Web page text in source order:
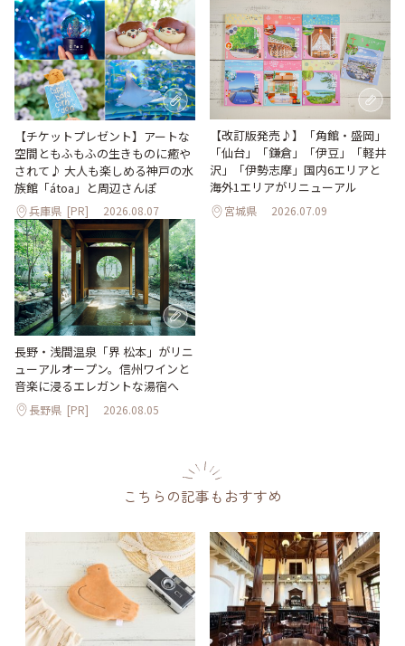
【チケットプレゼント】アートな
空間ともふもふの生きものに癒や
されて♪ 大人も楽しめる神戸の水
族館「átoa」と周辺さんぽ
兵庫県 [PR] 2026.08.07
【改訂版発売♪】「角館・盛岡」
「仙台」「鎌倉」「伊豆」「軽井
沢」「伊勢志摩」国内6エリアと
海外1エリアがリニューアル
宮城県 2026.07.09
長野・浅間温泉「界 松本」がリニ
ューアルオープン。信州ワインと
音楽に浸るエレガントな湯宿へ
長野県 [PR] 2026.08.05
こちらの記事もおすすめ